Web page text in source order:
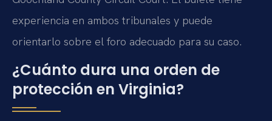
experiencia en ambos tribunales y puede
orientarlo sobre el foro adecuado para su caso.
¿Cuánto dura una orden de
protección en Virginia?